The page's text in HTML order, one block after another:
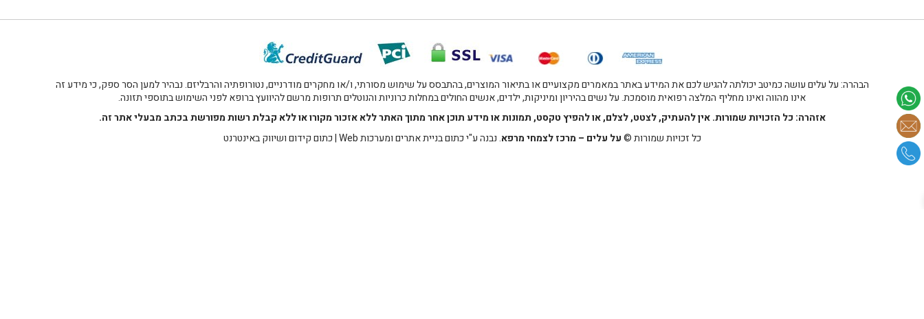
הבהרה: על עלים עושה כמיטב יכולתה להגיש לכם את המידע באתר במאמרים מקצועיים או בתיאור המוצרים, בהתבסס על שימוש מסורתי, ו/או מחקרים מודרניים, נטורופתיה והרבליזם. נבהיר למען הסר ספק, כי מידע זה
אינו מהווה ואינו מחליף המלצה רפואית מוסמכת. על נשים בהיריון ומיניקות, ילדים, אנשים החולים במחלות כרוניות והנוטלים תרופות מרשם להיוועץ ברופא לפני השימוש בתוספי תזונה.
אזהרה: כל הזכויות שמורות. אין להעתיק, לצטט, לצלם, או להפיץ טקסט, תמונות או מידע תוכן אחר מתוך האתר ללא אזכור מקורו או ללא קבלת רשות מפורשת בכתב מבעלי אתר זה.
כל זכויות שמורות ©על עלים – מרכז לצמחי מרפא. נבנה ע"יכתום בניית אתרים ומערכות Web |כתום קידום ושיווק באינטרנט